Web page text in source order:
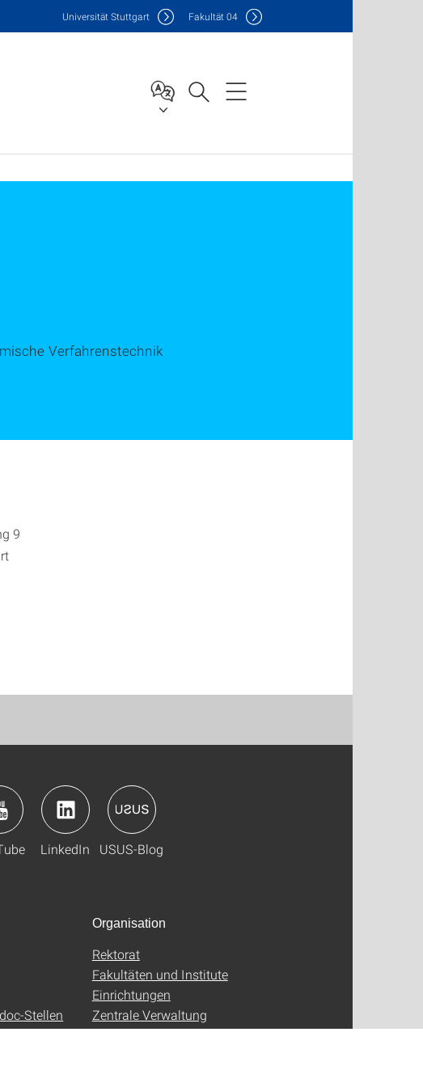
Universität Stuttgart Fakultät04
Verfahrenstechnik
9
LinkedIn USUS-Blog
Stellen
Organisation
Rektorat
Fakultäten und Institute
Einrichtungen
Zentrale Verwaltung